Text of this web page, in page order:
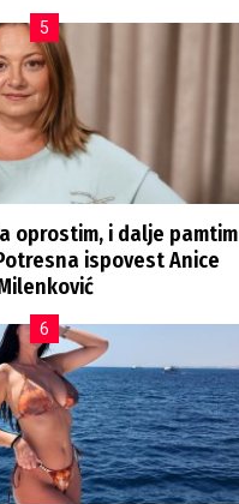
oprostim, i dalje pamtim
ispovest Anice